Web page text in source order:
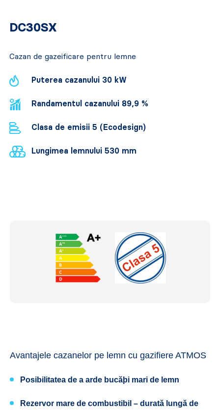
DC30SX
Cazan de gazeificare pentru lemne
Puterea cazanului 30 kW
Randamentul cazanului 89,9 %
Clasa de emisii 5 (Ecodesign)
Lungimea lemnului 530 mm
Avantajele cazanelor pe lemn cu gazifiere ATMOS
Posibilitatea de a arde bucăþi mari de lemn
Rezervor mare de combustibil – durată lungă de